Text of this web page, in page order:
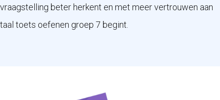
vraagstelling beter herkent en met meer vertrouwen aan
taal toets oefenen groep 7 begint.